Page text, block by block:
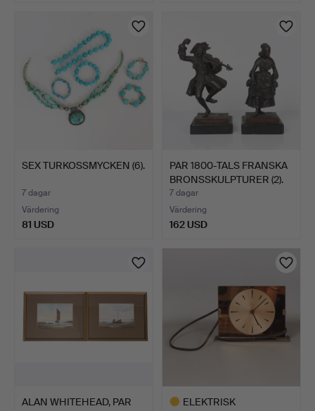
SEX TURKOSSMYCKEN (6).
7 dagar
Värdering
81 USD
PAR 1800-TALS FRANSKA
BRONSSKULPTURER (2).
7 dagar
Värdering
162 USD
ALAN WHITEHEAD, PAR
ELEKTRISK